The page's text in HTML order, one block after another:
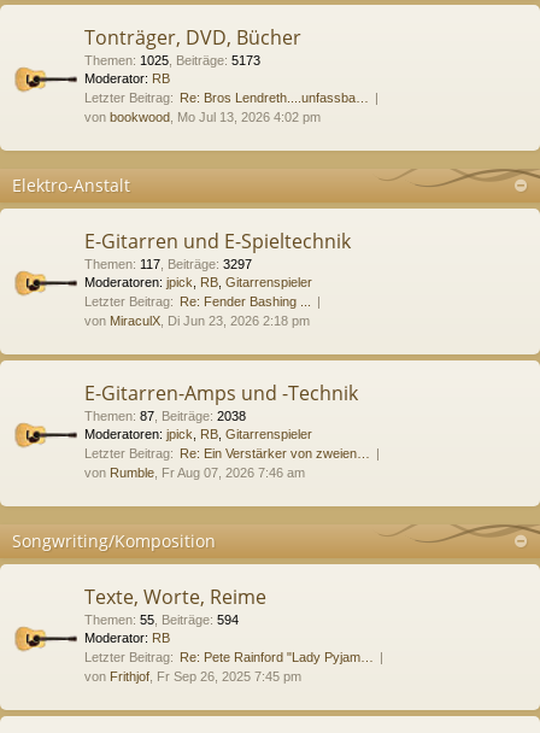
Tonträger, DVD, Bücher
Themen: 1025 Beiträge: 5173
Moderator: RB
Letzter Beitrag: Re: Bros Lendreth....unfassba…
von bookwood , Mo Jul 13, 2026 4:02 pm
Elektro-Anstalt
E-Gitarren und E-Spieltechnik
Themen: 117 Beiträge: 3297
Moderatoren: jpick RB Gitarrenspieler
Letzter Beitrag: Re: Fender Bashing ...
von MiraculX , Di Jun 23, 2026 2:18 pm
E-Gitarren-Amps und -Technik
Themen: 87 Beiträge: 2038
Moderatoren: jpick RB Gitarrenspieler
Letzter Beitrag: Re: Ein Verstärker von zweien…
von Rumble , Fr Aug 07, 2026 7:46 am
Songwriting/Komposition
Texte, Worte, Reime
Themen: 55 Beiträge: 594
Moderator: RB
Letzter Beitrag: Re: Pete Rainford "Lady Pyjam…
von Frithjof , Fr Sep 26, 2025 7:45 pm